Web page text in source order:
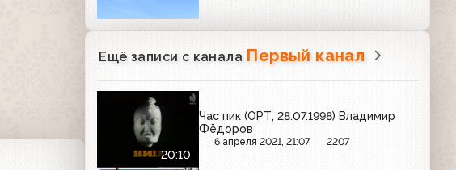
Ещё записи с канала Первый канал
20:10
Час пик (ОРТ, 28.07.1998) Владимир
Фёдоров
6 апреля 2021, 21:07 2207